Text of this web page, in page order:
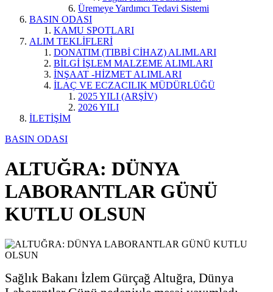
Üremeye Yardımcı Tedavi Sistemi
BASIN ODASI
KAMU SPOTLARI
ALIM TEKLİFLERİ
DONATIM (TIBBİ CİHAZ) ALIMLARI
BİLGİ İŞLEM MALZEME ALIMLARI
İNŞAAT -HİZMET ALIMLARI
İLAÇ VE ECZACILIK MÜDÜRLÜĞÜ
2025 YILI (ARŞİV)
2026 YILI
İLETİŞİM
BASIN ODASI
ALTUĞRA: DÜNYA
LABORANTLAR GÜNÜ
KUTLU OLSUN
Sağlık Bakanı İzlem Gürçağ Altuğra, Dünya